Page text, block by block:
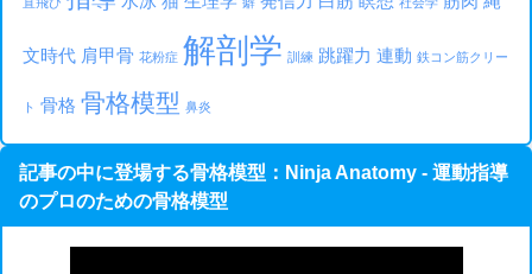
文時代 肩甲骨 花粉症 解剖学 訓練 跳躍力 連動 鉄コン筋クリー
ト 骨格 骨格模型 鼻炎
記事の中に登場する骨格模型：Ninja Anatomy - 運動指導
のプロのための骨格模型